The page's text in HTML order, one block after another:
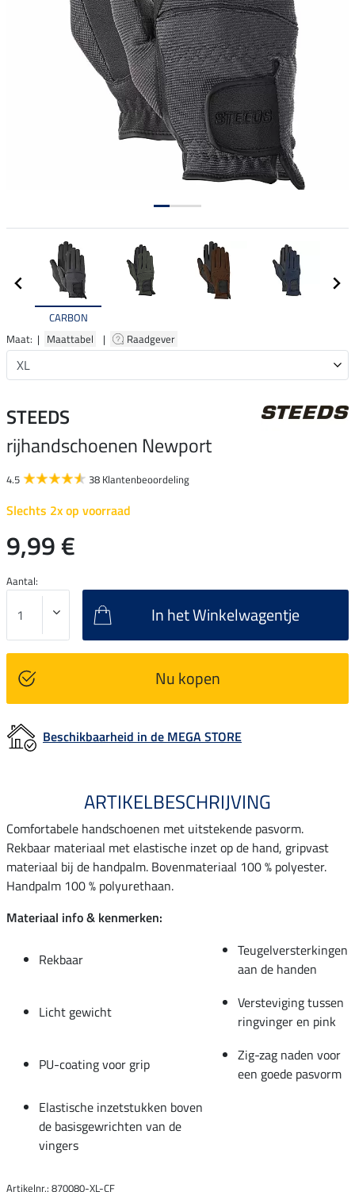
CARBON
Maat: | Maattabel | Raadgever
STEEDS
rijhandschoenen Newport
4.5 38 Klantenbeoordeling
Slechts 2x op voorraad
9,99 €
Aantal:
In het Winkelwagentje
Nu kopen
Beschikbaarheid in de MEGA STORE
ARTIKELBESCHRIJVING
Comfortabele handschoenen met uitstekende pasvorm.
Rekbaar materiaal met elastische inzet op de hand, gripvast
materiaal bij de handpalm. Bovenmateriaal 100 % polyester.
Handpalm 100 % polyurethaan.
Materiaal info & kenmerken:
Rekbaar
Teugelversterkingen
aan de handen
Licht gewicht
Versteviging tussen
ringvinger en pink
PU-coating voor grip
Zig-zag naden voor
een goede pasvorm
Elastische inzetstukken boven
de basisgewrichten van de
vingers
Artikelnr.: 870080-XL-CF